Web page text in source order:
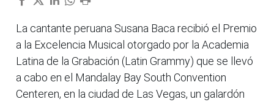
La cantante peruana Susana Baca recibió el Premio
a la Excelencia Musical otorgado por la Academia
Latina de la Grabación (Latin Grammy) que se llevó
a cabo en el Mandalay Bay South Convention
Centeren, en la ciudad de Las Vegas, un galardón